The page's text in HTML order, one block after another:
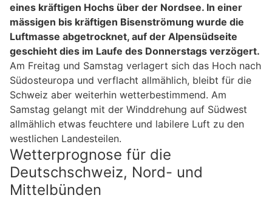
eines kräftigen Hochs über der Nordsee. In einer
mässigen bis kräftigen Bisenströmung wurde die
Luftmasse abgetrocknet, auf der Alpensüdseite
geschieht dies im Laufe des Donnerstags verzögert.
Am Freitag und Samstag verlagert sich das Hoch nach
Südosteuropa und verflacht allmählich, bleibt für die
Schweiz aber weiterhin wetterbestimmend. Am
Samstag gelangt mit der Winddrehung auf Südwest
allmählich etwas feuchtere und labilere Luft zu den
westlichen Landesteilen.
Wetterprognose für die
Deutschschweiz, Nord- und
Mittelbünden